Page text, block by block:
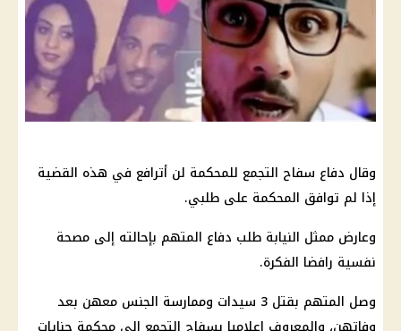
وقال دفاع سفاح التجمع للمحكمة لن أترافع في هذه القضية
إذا لم توافق المحكمة على طلبي.
وعارض ممثل النيابة طلب دفاع المتهم بإحالته إلى مصحة
نفسية رافضا الفكرة.
وصل المتهم بقتل 3 سيدات وممارسة الجنس معهن بعد